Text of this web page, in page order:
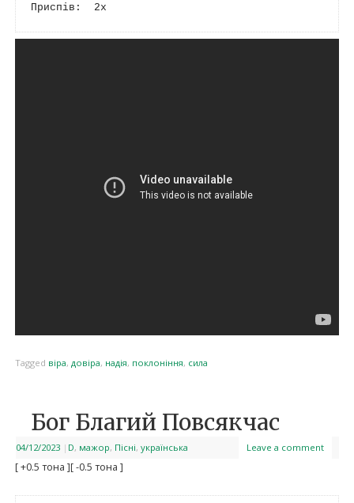
Tagged віра, довіра, надія, поклоніння, сила
Бог Благий Повсякчас
04/12/2023 | D, мажор, Пісні, українська Leave a comment
[ +0.5 тона ][ -0.5 тона ]